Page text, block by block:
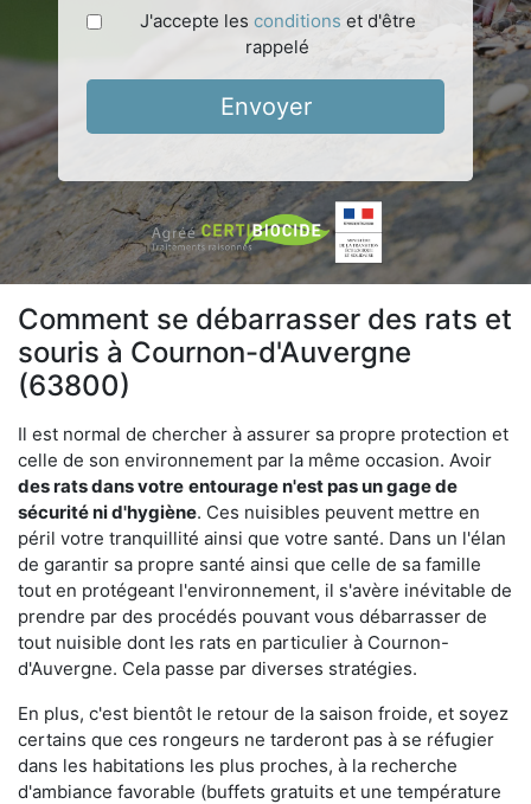
J'accepte les conditions et d'être
rappelé
Envoyer
Comment se débarrasser des rats et
souris à Cournon-d'Auvergne
(63800)
Il est normal de chercher à assurer sa propre protection et
celle de son environnement par la même occasion. Avoir
des rats dans votre entourage n'est pas un gage de
sécurité ni d'hygiène. Ces nuisibles peuvent mettre en
péril votre tranquillité ainsi que votre santé. Dans un l'élan
de garantir sa propre santé ainsi que celle de sa famille
tout en protégeant l'environnement, il s'avère inévitable de
prendre par des procédés pouvant vous débarrasser de
tout nuisible dont les rats en particulier à Cournon-
d'Auvergne. Cela passe par diverses stratégies.
En plus, c'est bientôt le retour de la saison froide, et soyez
certains que ces rongeurs ne tarderont pas à se réfugier
dans les habitations les plus proches, à la recherche
d'ambiance favorable (buffets gratuits et une température